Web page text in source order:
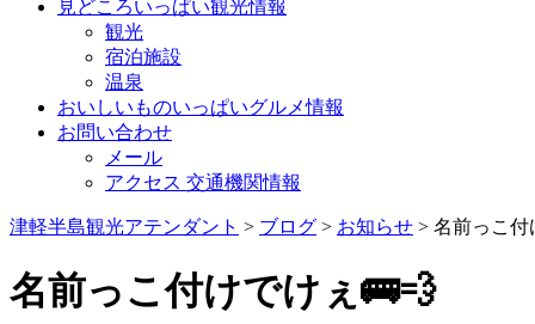
見どころいっぱい観光情報
観光
宿泊施設
温泉
おいしいものいっぱいグルメ情報
お問い合わせ
メール
アクセス 交通機関情報
津軽半島観光アテンダント > ブログ > お知らせ > 名前っこ付
名前っこ付けでけぇ🚌💨